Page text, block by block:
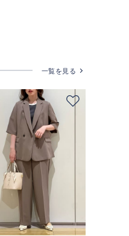
一覧を見る